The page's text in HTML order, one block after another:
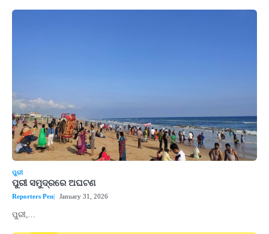
ପୁରୀ
ପୁରୀ ସମୁଦ୍ରରେ ଅଘଟଣ
Reporters Pen January 31, 2026
​​​​​​​ପୁରୀ,…